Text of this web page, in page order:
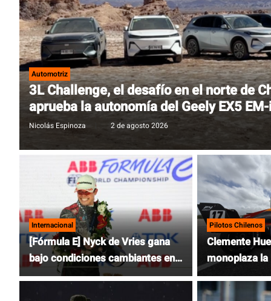
Automotriz
3L Challenge, el desafío en el norte de
aprueba la autonomía del Geely EX5
Nicolás Espinoza 2 de agosto 2026
Internacional
[Fórmula E] Nyck de Vries gana
bajo condiciones cambiantes en
Tokio
Pilotos Chilenos
Clemente
monoplaza